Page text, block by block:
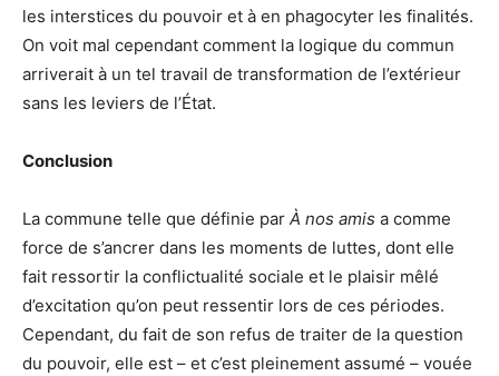
les interstices du pouvoir et à en phagocyter les finalités.
On voit mal cependant comment la logique du commun
arriverait à un tel travail de transformation de l’extérieur
sans les leviers de l’État.
Conclusion
La commune telle que définie par À nos amis a comme
force de s’ancrer dans les moments de luttes, dont elle
fait ressortir la conflictualité sociale et le plaisir mêlé
d’excitation qu’on peut ressentir lors de ces périodes.
Cependant, du fait de son refus de traiter de la question
du pouvoir, elle est – et c’est pleinement assumé – vouée